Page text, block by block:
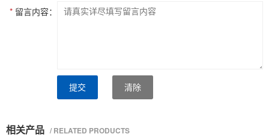
* 留言内容：
提交 清除
相关产品 / RELATED PRODUCTS